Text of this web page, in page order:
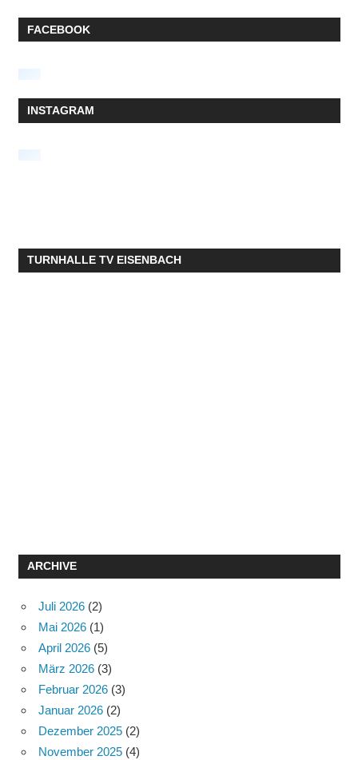
FACEBOOK
INSTAGRAM
TURNHALLE TV EISENBACH
ARCHIVE
Juli 2026 (2)
Mai 2026 (1)
April 2026 (5)
März 2026 (3)
Februar 2026 (3)
Januar 2026 (2)
Dezember 2025 (2)
November 2025 (4)